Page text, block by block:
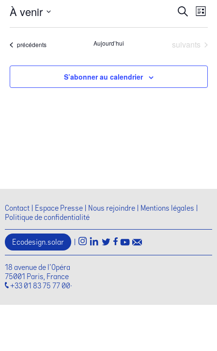
et
de
Recherche
de
Liste
À venir
date.Évènements
précédents Aujourd’hui Évènements
suivants
S’abonner au calendrier
Contact Espace Presse Nous rejoindre
Mentions légales
Politique de confidentialité
Ecodesign.solar
18 avenue de l'Opéra
75001 Paris, France
+33 01 83 75 77 00·